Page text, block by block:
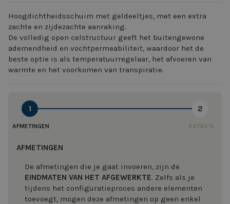
Hoogdichtheidsschuim met geldeeltjes, met een extra
zachte en zijdezachte aanraking.
De volledig open celstructuur geeft het buitengewone
ademendheid en vochtpermeabiliteit, waardoor het de
beste optie is als temperatuurregelaar, het afvoeren van
warmte en het voorkomen van transpiratie.
1
AFMETINGEN
2
EXTRA'S
AFMETINGEN
De afmetingen die je gaat invoeren, zijn de
EINDMATEN VAN HET AFGEWERKTE. Zelfs als je
tijdens het configuratieproces andere elementen
toevoegt, mogen deze afmetingen op geen enkel